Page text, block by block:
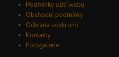
Podmínky užití webu
Obchodní podmínky
Ochrana soukromí
Kontakty
Fotogalerie